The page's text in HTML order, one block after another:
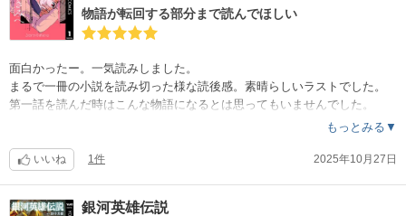
物語が転回する部分まで読んでほしい
面白かったー。一気読みしました。
まるで一冊の小説を読み切った様な読後感。素晴らしいラストでした。
第一話を読んだ時はこんな物語になるとは思ってもいませんでした。
本当に全ての登場人物が丁寧に描かれていて、それぞれのバックストー
内容については詳しくは書きません。できればまっさらな状態で楽しん
もっとみる▼
いいね 1件 2025年10月27日
銀河英雄伝説